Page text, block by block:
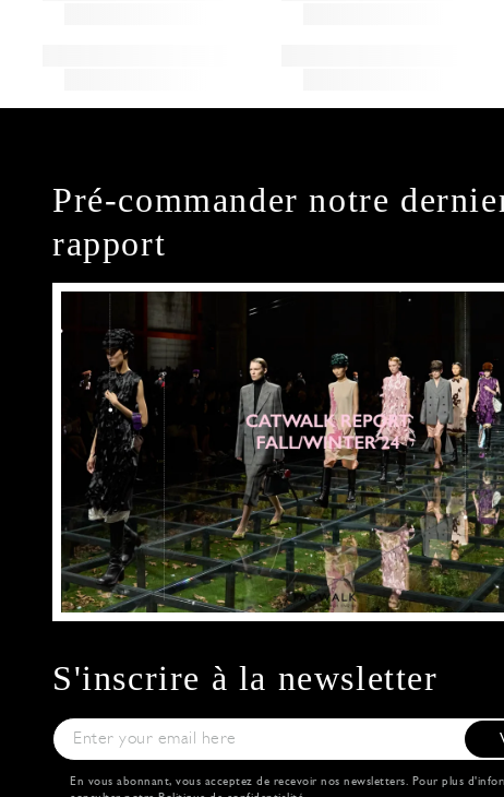
Pré-commander notre
rapport
S'inscrire à la newsletter
En vous abonnant, vous acceptez de recevoir nos newsletters. Pour plus